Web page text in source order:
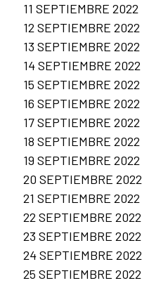
11 SEPTIEMBRE 2022
12 SEPTIEMBRE 2022
13 SEPTIEMBRE 2022
14 SEPTIEMBRE 2022
15 SEPTIEMBRE 2022
16 SEPTIEMBRE 2022
17 SEPTIEMBRE 2022
18 SEPTIEMBRE 2022
19 SEPTIEMBRE 2022
20 SEPTIEMBRE 2022
21 SEPTIEMBRE 2022
22 SEPTIEMBRE 2022
23 SEPTIEMBRE 2022
24 SEPTIEMBRE 2022
25 SEPTIEMBRE 2022